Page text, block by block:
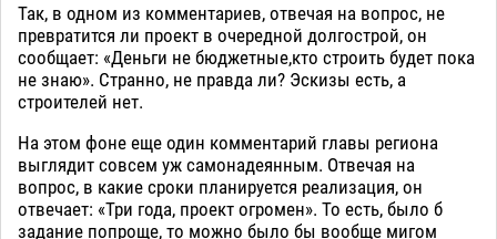
Так, в одном из комментариев, отвечая на вопрос, не
превратится ли проект в очередной долгострой, он
сообщает: «Деньги не бюджетные,кто строить будет пока
не знаю». Странно, не правда ли? Эскизы есть, а
строителей нет.
На этом фоне еще один комментарий главы региона
выглядит совсем уж самонадеянным. Отвечая на
вопрос, в какие сроки планируется реализация, он
отвечает: «Три года, проект огромен». То есть, было б
задание попроще, то можно было бы вообще мигом